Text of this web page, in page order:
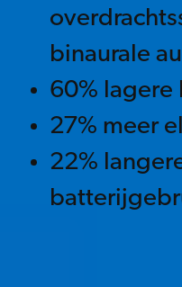
binaurale
60% lagere
27% meer
22%